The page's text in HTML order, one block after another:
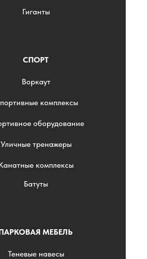
Гиганты
СПОРТ
Воркаут
комплексы
оборудование
Уличные тренажеры
комплексы
Батуты
МЕБЕЛЬ
Теневые навесы